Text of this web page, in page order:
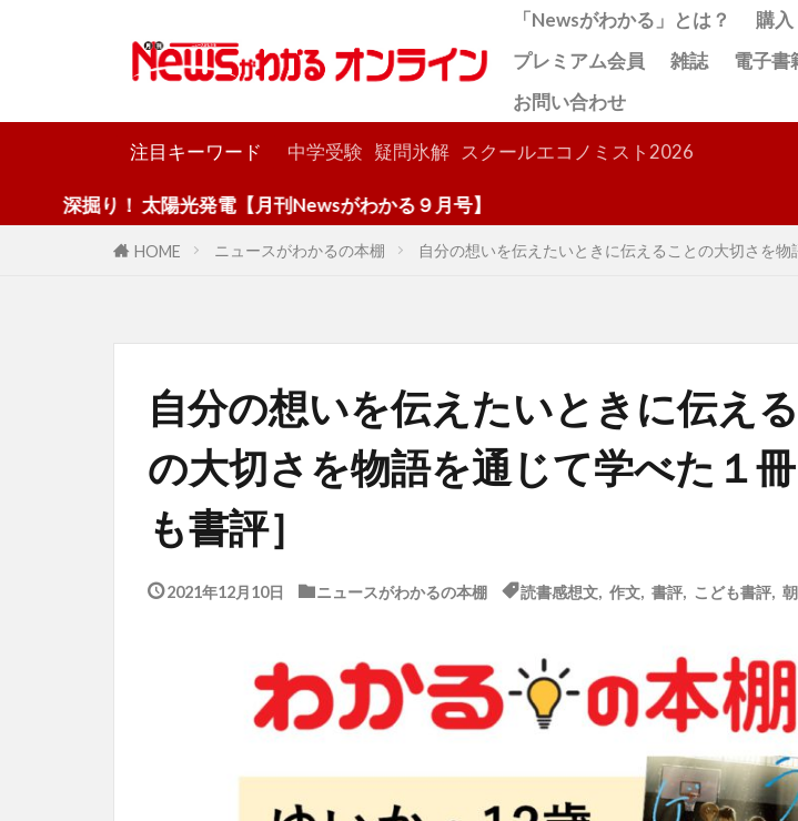
「Newsがわかる」とは？ 購
プレミアム会員
雑誌 電子書
お問い合わせ
注目キーワード 中学受験 疑問氷解 スクールエコノミスト2026
！ 太陽光発電【月刊Newsがわかる９月号】
HOME ニュースがわかるの本棚 自分の想いを伝えたいときに伝えることの大切さを物
自分の想いを伝えたいときに伝え
の大切さを物語を通じて学べた１
も書評］
2021年12月10日 ニュースがわかるの本棚 読書感想文, 作文, 書評, こども書評,
検索